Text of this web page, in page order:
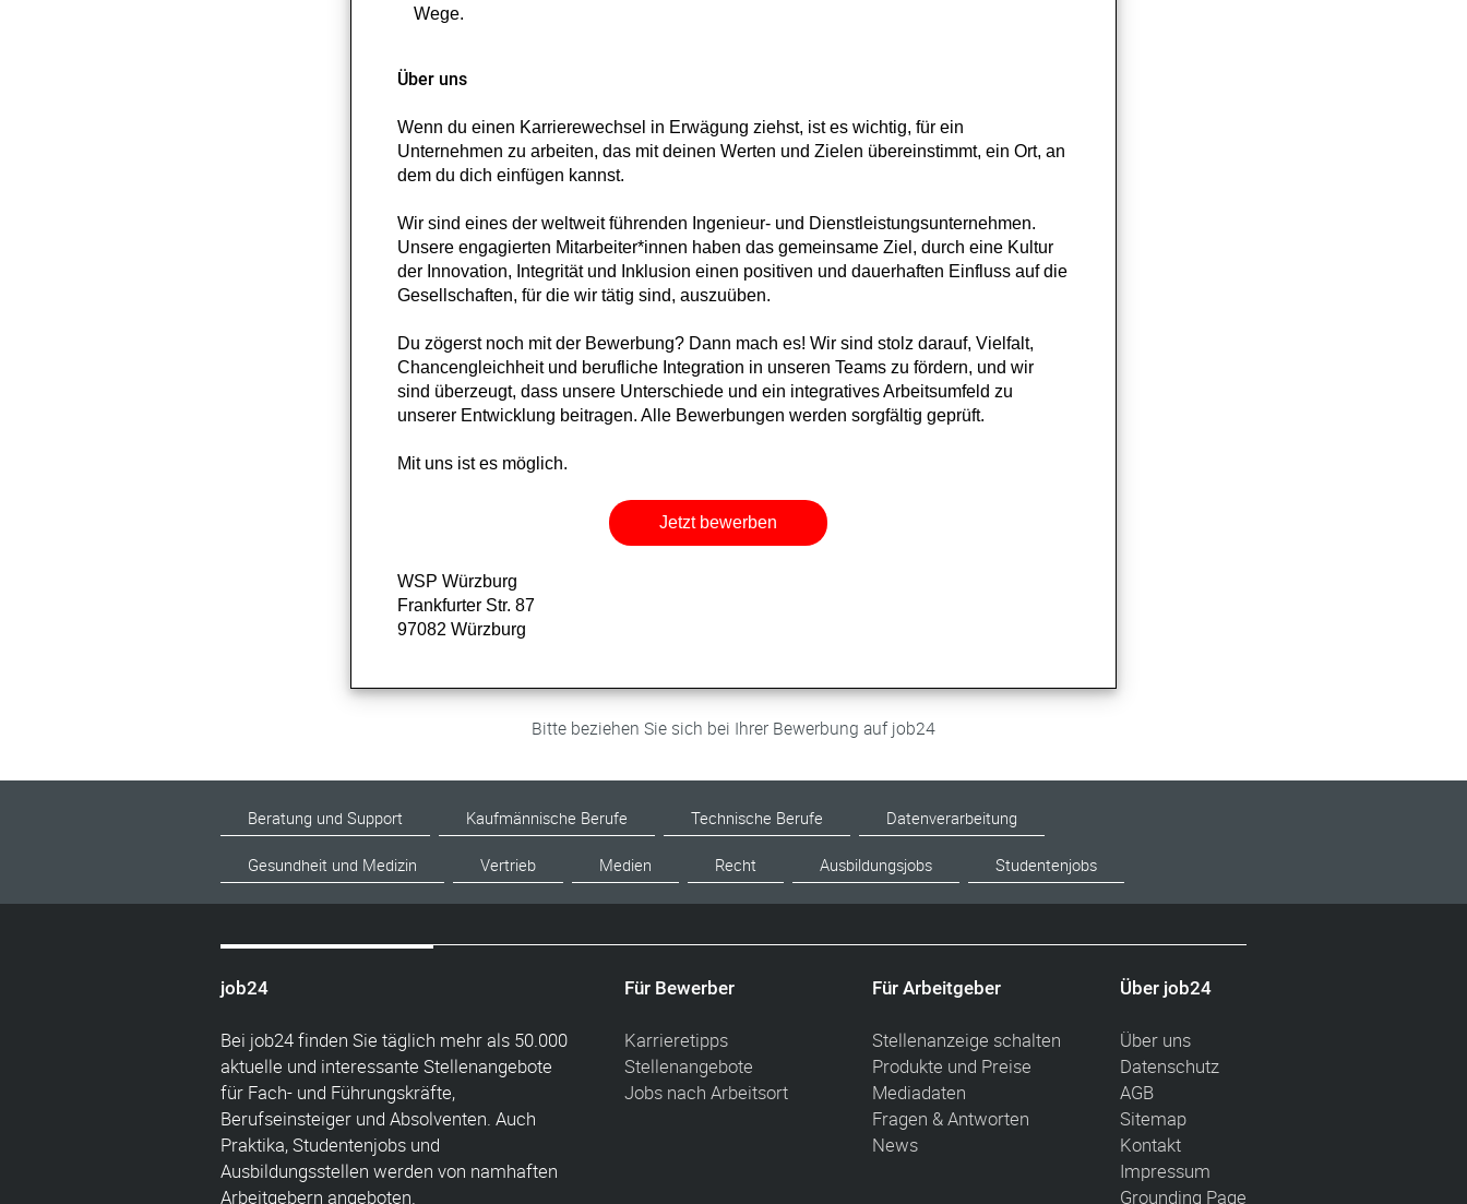
Wege.
Über uns
Wenn du einen Karrierewechsel in Erwägung ziehst, ist es wichtig, für ein
Unternehmen zu arbeiten, das mit deinen Werten und Zielen übereinstimmt, ein Ort, an
dem du dich einfügen kannst.
Wir sind eines der weltweit führenden Ingenieur- und Dienstleistungsunternehmen.
Unsere engagierten Mitarbeiter*innen haben das gemeinsame Ziel, durch eine Kultur
der Innovation, Integrität und Inklusion einen positiven und dauerhaften Einfluss auf die
Gesellschaften, für die wir tätig sind, auszuüben.
Du zögerst noch mit der Bewerbung? Dann mach es! Wir sind stolz darauf, Vielfalt,
Chancengleichheit und berufliche Integration in unseren Teams zu fördern, und wir
sind überzeugt, dass unsere Unterschiede und ein integratives Arbeitsumfeld zu
unserer Entwicklung beitragen. Alle Bewerbungen werden sorgfältig geprüft.
Mit uns ist es möglich.
Jetzt bewerben
WSP Würzburg
Frankfurter Str. 87
97082 Würzburg
Bitte beziehen Sie sich bei Ihrer Bewerbung auf job24
Beratung und Support Kaufmännische Berufe Technische Berufe Datenverarbeitung
Gesundheit und Medizin Vertrieb Medien Recht Ausbildungsjobs Studentenjobs
job24
Bei job24 finden Sie täglich mehr als 50.000
aktuelle und interessante Stellenangebote
für Fach- und Führungskräfte,
Berufseinsteiger und Absolventen. Auch
Praktika, Studentenjobs und
Ausbildungsstellen werden von namhaften
Arbeitgebern angeboten.
Für Bewerber
Karrieretipps
Stellenangebote
Jobs nach Arbeitsort
Für Arbeitgeber
Stellenanzeige schalten
Produkte und Preise
Mediadaten
Fragen & Antworten
News
Über job24
Über uns
Datenschutz
AGB
Sitemap
Kontakt
Impressum
Grounding Page